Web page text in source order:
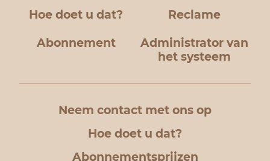
Hoe doet u dat? Reclame
Abonnement
Administrator van
het systeem
Neem contact met ons op
Hoe doet u dat?
Abonnementsprijzen